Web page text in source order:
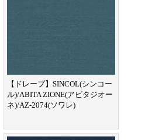
【ドレープ】SINCOL(シンコー
ル)/ABITA ZIONE(アビタジオー
ネ)/AZ-2074(ソワレ)